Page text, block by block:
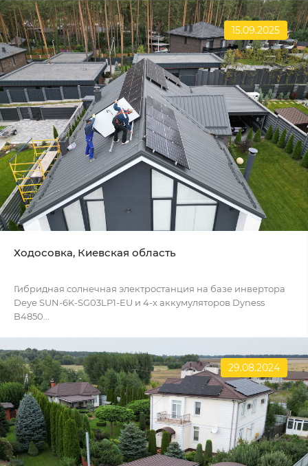
15.09.2025
Ходосовка, Киевская область
Гибридная солнечная электростанция на базе инвертора
Deye SUN-6K-SG03LP1-EU и 4-х аккумуляторов Dyness
B4850...
29.08.2024